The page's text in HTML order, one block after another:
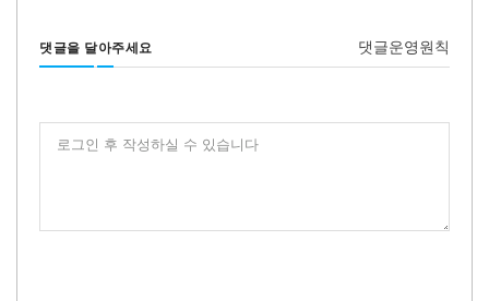
댓글을 달아주세요 댓글운영원칙
로그인 후 작성하실 수 있습니다